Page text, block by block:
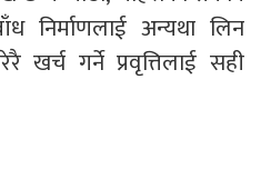
निर्माणलाई अन्यथा लिन
खर्च गर्ने प्रवृत्तिलाई सही